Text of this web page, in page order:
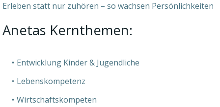
Erleben statt nur zuhören – so wachsen Persönlichkeiten
Anetas Kernthemen:
Entwicklung Kinder & Jugendliche
Lebenskompetenz
Wirtschaftskompeten